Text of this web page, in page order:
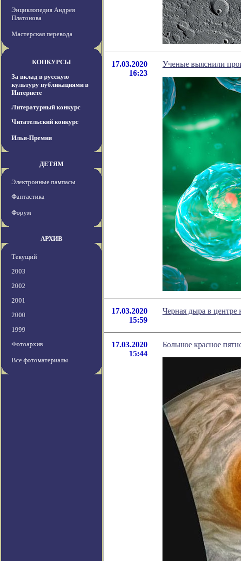
Энциклопедия Андрея
Платонова
Мастерская перевода
КОНКУРСЫ
За вклад в русскую
культуру публикациями в
Интернете
Литературный конкурс
Читательский конкурс
Илья-Премия
ДЕТЯМ
Электронные пампасы
Фантастика
Форум
АРХИВ
Текущий
2003
2002
2001
2000
1999
Фотоархив
Все фотоматериалы
17.03.2020
16:23
Ученые выяснили
17.03.2020
15:59
Черная дыра в центре
17.03.2020
15:44
Большое красное